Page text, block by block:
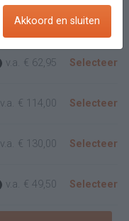
v.a. € 61,95 Selecteer
v.a. € 62,95 Selecteer
v.a. € 114,00 Selecteer
v.a. € 130,00 Selecteer
v.a. € 49,50 Selecteer
Akkoord en sluiten